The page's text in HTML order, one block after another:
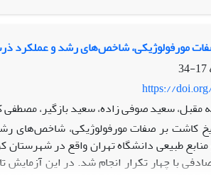
ایرانی هستند.
در برنامه‌های به‌نژادی، برای افزایش
مورفولوژیکی، شاخص‌های رشد و عملکرد
17-34
https://
مقبل، سعید صوفی زاده، سعید بازگیر،
طبیعی دانشگاه تهران واقع در